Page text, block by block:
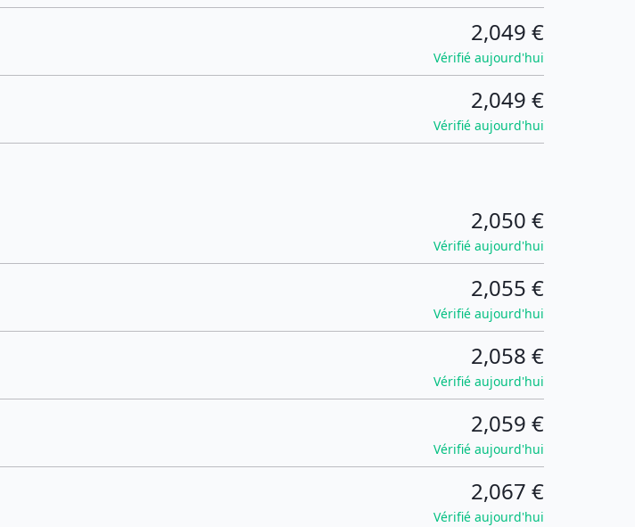
2,049 €
Vérifié aujourd'hui
2,049 €
Vérifié aujourd'hui
2,050 €
Vérifié aujourd'hui
2,055 €
Vérifié aujourd'hui
2,058 €
Vérifié aujourd'hui
2,059 €
Vérifié aujourd'hui
2,067 €
Vérifié aujourd'hui